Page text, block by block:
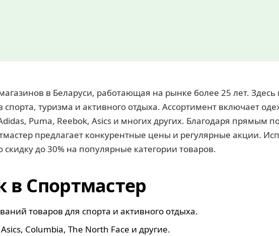
в Беларуси, работающая на рынке более 25 лет. Здесь
туризма и активного отдыха. Ассортимент включает
Puma, Reebok, Asics и многих других. Благодаря прямым
предлагает конкурентные цены и регулярные акции.
до 30% на популярные категории товаров.
в Спортмастер
товаров для спорта и активного отдыха.
Columbia, The North Face и другие.